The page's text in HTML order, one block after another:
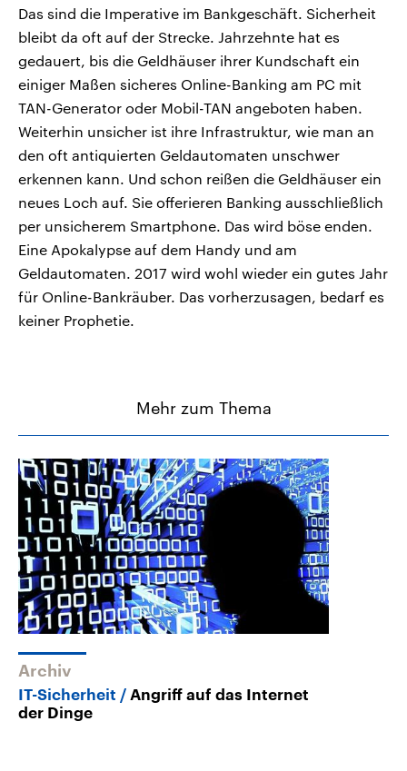
Das sind die Imperative im Bankgeschäft. Sicherheit
bleibt da oft auf der Strecke. Jahrzehnte hat es
gedauert, bis die Geldhäuser ihrer Kundschaft ein
einiger Maßen sicheres Online-Banking am PC mit
TAN-Generator oder Mobil-TAN angeboten haben.
Weiterhin unsicher ist ihre Infrastruktur, wie man an
den oft antiquierten Geldautomaten unschwer
erkennen kann. Und schon reißen die Geldhäuser ein
neues Loch auf. Sie offerieren Banking ausschließlich
per unsicherem Smartphone. Das wird böse enden.
Eine Apokalypse auf dem Handy und am
Geldautomaten. 2017 wird wohl wieder ein gutes Jahr
für Online-Bankräuber. Das vorherzusagen, bedarf es
keiner Prophetie.
Mehr zum Thema
Archiv
IT-Sicherheit
Angriff auf das Internet
der Dinge